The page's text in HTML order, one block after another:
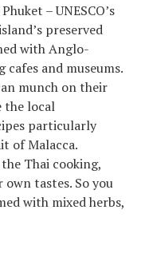
– UNESCO’s
preserved
with Anglo-
cafes and museums.
munch on their
the local
particularly
of Malacca.
Thai cooking,
own tastes. So you
with mixed herbs,